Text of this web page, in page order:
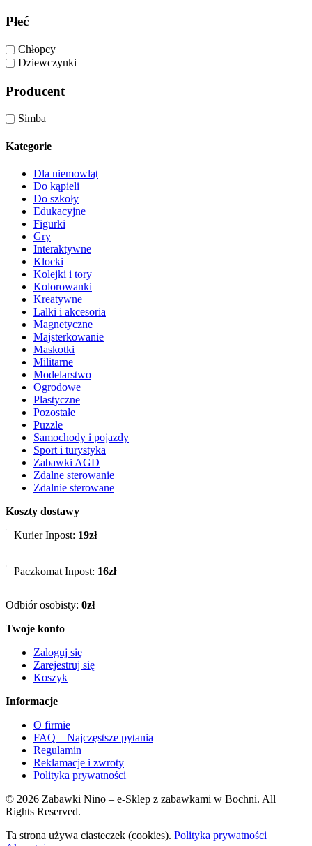
Płeć
Chłopcy
Dziewczynki
Producent
Simba
Kategorie
Dla niemowląt
Do kąpieli
Do szkoły
Edukacyjne
Figurki
Gry
Interaktywne
Klocki
Kolejki i tory
Kolorowanki
Kreatywne
Lalki i akcesoria
Magnetyczne
Majsterkowanie
Maskotki
Militarne
Modelarstwo
Ogrodowe
Plastyczne
Pozostałe
Puzzle
Samochody i pojazdy
Sport i turystyka
Zabawki AGD
Zdalne sterowanie
Zdalnie sterowane
Koszty dostawy
Kurier Inpost: 19zł
Paczkomat Inpost: 16zł
Odbiór osobisty: 0zł
Twoje konto
Zaloguj się
Zarejestruj się
Koszyk
Informacje
O firmie
FAQ – Najczęstsze pytania
Regulamin
Reklamacje i zwroty
Polityka prywatności
© 2026 Zabawki Nino – e-Sklep z zabawkami w Bochni. All
Rights Reserved.
Ta strona używa ciasteczek (cookies). Polityka prywatności